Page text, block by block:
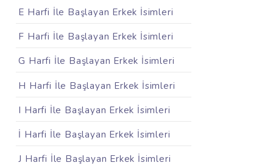
E Harfi İle Başlayan Erkek İsimleri
F Harfi İle Başlayan Erkek İsimleri
G Harfi İle Başlayan Erkek İsimleri
H Harfi İle Başlayan Erkek İsimleri
I Harfi İle Başlayan Erkek İsimleri
İ Harfi İle Başlayan Erkek İsimleri
J Harfi İle Başlayan Erkek İsimleri